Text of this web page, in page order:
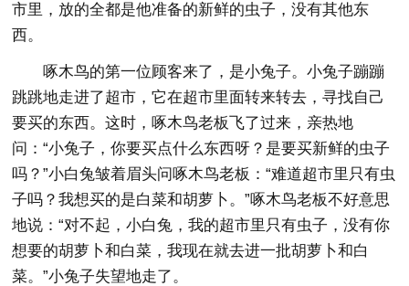
市里，放的全都是他准备的新鲜的虫子，没有其他东
西。
啄木鸟的第一位顾客来了，是小兔子。小兔子蹦蹦
跳跳地走进了超市，它在超市里面转来转去，寻找自己
要买的东西。这时，啄木鸟老板飞了过来，亲热地
问：“小兔子，你要买点什么东西呀？是要买新鲜的虫子
吗？”小白兔皱着眉头问啄木鸟老板：“难道超市里只有虫
子吗？我想买的是白菜和胡萝卜。”啄木鸟老板不好意思
地说：“对不起，小白兔，我的超市里只有虫子，没有你
想要的胡萝卜和白菜，我现在就去进一批胡萝卜和白
菜。”小兔子失望地走了。